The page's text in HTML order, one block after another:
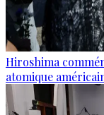
Hiroshima
atomique